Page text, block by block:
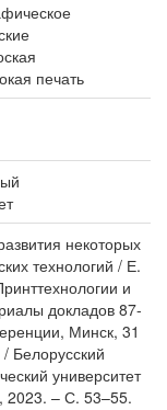
печать
некоторых
технологий / Е.
и
докладов 87-
Минск, 31
Белорусский
университет
2023. – С. 53–55.